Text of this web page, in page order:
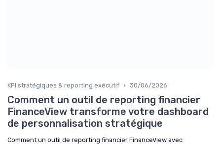
KPI stratégiques & reporting exécutif • 30/06/2026
Comment un outil de reporting financier
FinanceView transforme votre dashboard
de personnalisation stratégique
Comment un outil de reporting financier FinanceView avec